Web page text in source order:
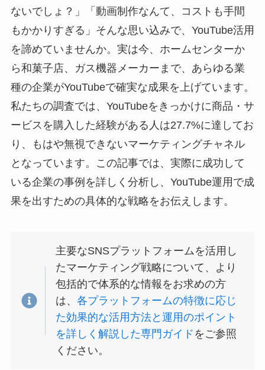
ないでしょ？」「動画制作なんて、コストも手間
もかかりすぎる」そんな思い込みで、YouTube活用
を諦めていませんか。実は今、ホームセンターか
ら和菓子店、ガス機器メーカーまで、あらゆる業
種の企業がYouTubeで確実な成果を上げています。
私たちの調査では、YouTubeをきっかけに商品・サ
ービスを購入した経験がある人は27.7%に達してお
り、もはや無視できないマーケティングチャネル
となっています。この記事では、実際に成功して
いる企業の事例を詳しく分析し、YouTube運用で成
果を出すための具体的な戦略をお伝えします。
主要なSNSプラットフォームを活用し
たマーケティング戦略について、より
包括的で体系的な情報をお求めの方
は、各プラットフォームの特徴に応じ
た効果的な活用方法と運用のポイント
を詳しく解説した専門ガイド をご参照
ください。